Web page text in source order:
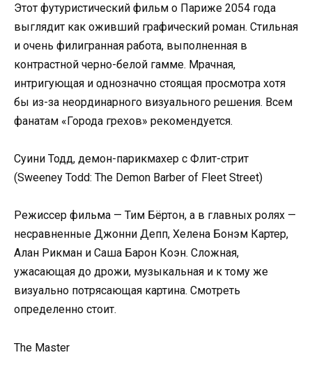
Этот футуристический фильм о Париже 2054 года
выглядит как оживший графический роман. Стильная
и очень филигранная работа, выполненная в
контрастной черно-белой гамме. Мрачная,
интригующая и однозначно стоящая просмотра хотя
бы из-за неординарного визуального решения. Всем
фанатам «Города грехов» рекомендуется.
Суини Тодд, демон-парикмахер с Флит-стрит
(Sweeney Todd: The Demon Barber of Fleet Street)
Режиссер фильма — Тим Бёртон, а в главных ролях —
несравненные Джонни Депп, Хелена Бонэм Картер,
Алан Рикман и Саша Барон Коэн. Сложная,
ужасающая до дрожи, музыкальная и к тому же
визуально потрясающая картина. Смотреть
определенно стоит.
The Master